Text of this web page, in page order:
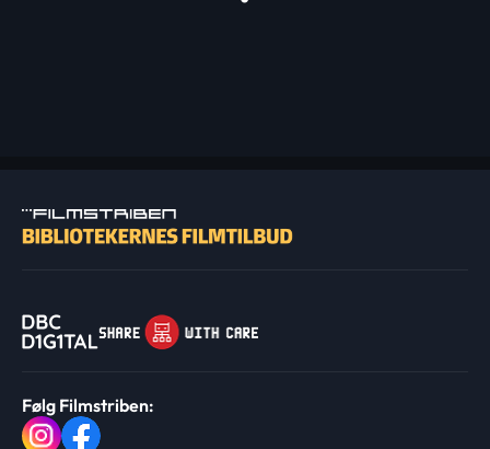
Følg Filmstriben: